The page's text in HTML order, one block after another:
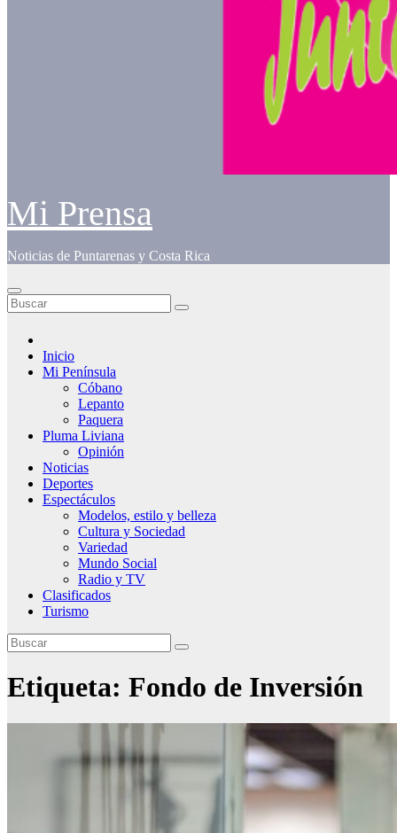
Mi Prensa
Noticias de Puntarenas y Costa Rica
Inicio
Mi Península
Cóbano
Lepanto
Paquera
Pluma Liviana
Opinión
Noticias
Deportes
Espectáculos
Modelos, estilo y belleza
Cultura y Sociedad
Variedad
Mundo Social
Radio y TV
Clasificados
Turismo
Etiqueta: Fondo de Inversión